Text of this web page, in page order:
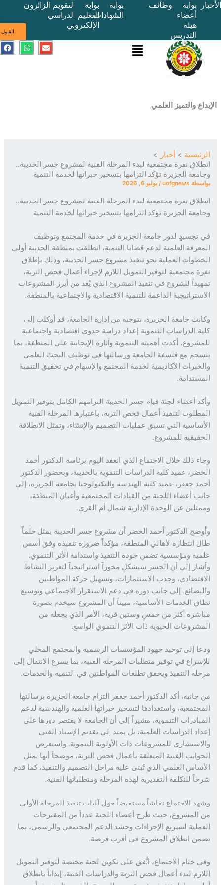
بوابة
التدريس
وظائف
الشهادات
بوابة
التعليم
الإلكتروني
التقويم
الدراسي
الزائرون
والتميز العلمي
القائمة E
W
h
F
a
أخبار
نفرة مجتمعية لبدء المرحلة الفنية لمشروع جسر الحديبة..
الجزيرة تؤكد التزامها بتسخير خبراتها لخدمة التنمية
uofgnews
/يوليو 6, 2026
نفرة مجتمعية لبدء المرحلة الفنية لمشروع جسر الحديبة..
الجزيرة تؤكد التزامها بتسخير خبراتها لخدمة التنمية
لدور جامعة الجزيرة في خدمة المجتمع وتوظيف
العلمية لدعم قضايا التنمية، انطلقت بمنطقة الحديبة أولى
العملية نحو تنفيذ مشروع جسر الحديبة، وذلك بإطلاق
مجتمعية لتوفير التمويل اللازم لإجراء أعمال فحص التربة،
للشروع في تنفيذ المشروع الذي يُعد من أبرز المشروعات
الداعمة للتنمية الاقتصادية والاجتماعية بالمنطقة.
جامعة الجزيرة، بتوجيه من إدارة الجامعة، قد أوكلت إلى
الدراسات التنموية إعداد دراسة جدوى اقتصادية واجتماعية
أكدت أهميته التنموية وآثاره الإيجابية على المنطقة، بما
مع فلسفة الجامعة ورسالتها في توظيف البحث العلمي
الأكاديمية لخدمة المجتمع والإسهام في تحقيق التنمية
أعضاء لجنة قيام جسر الحديبة التزامهم الكامل بتوفير التمويل
لتنفيذ أعمال فحص التربة، باعتبارها المرحلة الفنية
التي تسبق عمليات التصميم والإنشاء، وتمثل الانطلاقة
للمشروع.
ذلك خلال الاجتماع الذي انعقد اليوم برئاسة الدكتور أحمد
عميد كلية الدراسات التنموية بالحديبة، وبحضور الدكتور
جعفر، عميد كلية الهندسة والتكنولوجيا بجامعة الجزيرة، إلى
أعضاء اللجنة من القيادات المجتمعية وأعيان المنطقة،
عن الوحدة الإدارية شمال أم القرى.
الدكتور أحمد الخضر أن مشروع جسر الحديبة يمثل حلماً
انتظاره لأهالي المنطقة، مؤكداً ضرورة تنفيذه وفق أسس
ومؤسسية تضمن جودة التنفيذ واستدامة الأثر التنموي.
إلى أن الجسر سيشكل محوراً استراتيجياً لتعزيز النشاط
وجذب الاستثمارات، وتسهيل حركة المواطنين
إلى جانب دوره في دعم الاستقرار الاجتماعي وتوسيع
الخدمات الأساسية، مبيناً أن المشروع سيخدم بصورة
أكثر من خمسٍ وستين قرية، الأمر الذي يجعله من
الحيوية ذات الأثر التنموي الواسع.
إلى توحيد جهود المؤسسات الرسمية والمجتمع المحلي
في توفير متطلبات المرحلة الفنية، بما يسرع الانتقال إلى
التنفيذ ويحقق تطلعات المواطنين في التنمية والخدمات.
أكد الدكتور أحمد جعفر التزام جامعة الجزيرة برسالتها
واستعدادها لتسخير خبراتها العلمية والهندسية لدعم
التنموية، مشيراً إلى أن الجامعة لا يقتصر دورها على
الدراسات العلمية، بل يمتد إلى تقديم الإسناد الفني
للمشروعات ذات الأولوية التنموية. واستعرض
الفنية المتعلقة بأعمال فحص التربة، موضحاً أنها تمثل
العلمي الذي تُبنى عليه مراحل التصميم والتنفيذ، كما قدم
للتكلفة التقديرية لهذه المرحلة ومتطلباتها الفنية.
الاجتماع نقاشاً مستفيضاً حول آليات تنفيذ المرحلة الأولى
حيث طرح أعضاء اللجنة عدداً من المقترحات
لتسريع الإجراءات وحشد الدعم المجتمعي والرسمي، بما
انطلاق المشروع في أقرب فرصة.
ختام الاجتماع، اتُّفق على تكوين لجنة مختصة لتوفير التمويل
لبدء أعمال فحص التربة والدراسات الفنية، إيذاناً بانطلاق